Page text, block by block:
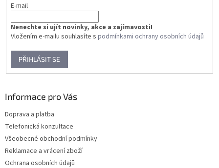
E-mail
Nenechte si ujít novinky, akce a zajímavosti!
Vložením e-mailu souhlasíte s podmínkami ochrany osobních údajů
PŘIHLÁSIT SE
Informace pro Vás
Doprava a platba
Telefonická konzultace
Všeobecné obchodní podmínky
Reklamace a vrácení zboží
Ochrana osobních údajů